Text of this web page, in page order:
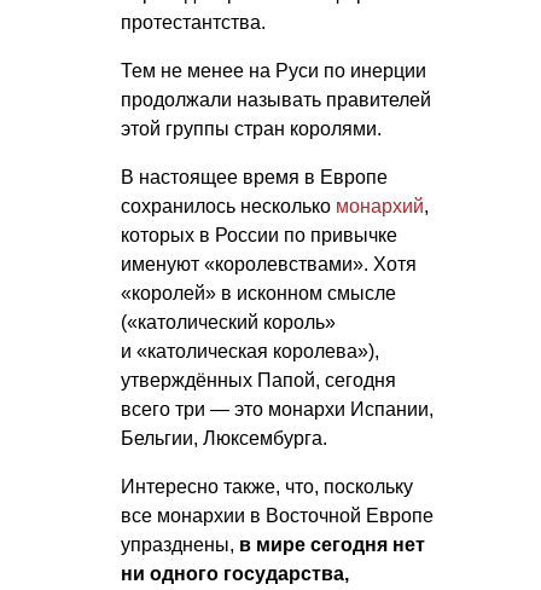
протестантства.
Тем не менее на Руси по инерции
продолжали называть правителей
этой группы стран королями.
В настоящее время в Европе
сохранилось несколько монархий,
которых в России по привычке
именуют «королевствами». Хотя
«королей» в исконном смысле
(«католический король»
и «католическая королева»),
утверждённых Папой, сегодня
всего три — это монархи Испании,
Бельгии, Люксембурга.
Интересно также, что, поскольку
все монархии в Восточной Европе
упразднены, в мире сегодня нет
ни одного государства,